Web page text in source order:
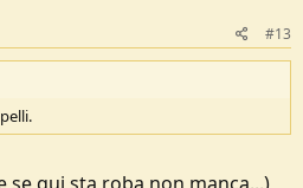
#13